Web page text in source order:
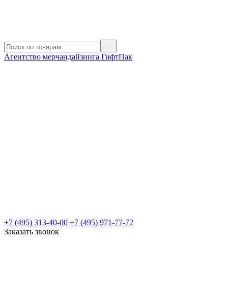
Агентство мерчандайзинга ГифтПак
+7 (495) 313-40-00 +7 (495) 971-77-72
Заказать звонок